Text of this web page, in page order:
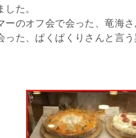
た。
ーのオフ会で会った、竜海さ
った、ぱくぱくりさんと言う